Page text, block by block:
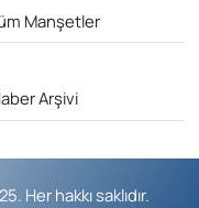
Manşetler
Arşivi
Her hakkı saklıdır.